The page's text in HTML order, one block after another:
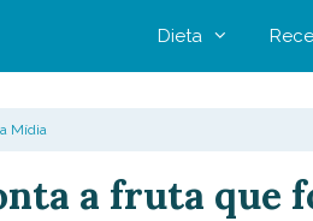
Dieta
Mídia
a fruta que